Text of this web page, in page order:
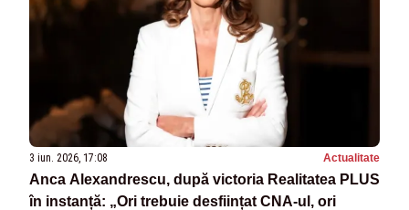
3 iun. 2026, 17:08 Actualitate
Anca Alexandrescu, după victoria Realitatea PLUS
în instanță: „Ori trebuie desființat CNA-ul, ori